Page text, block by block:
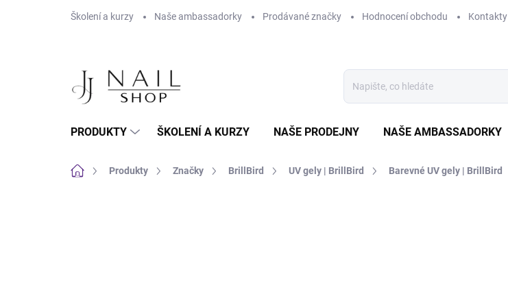
Školení a kurzy
Naše ambassadorky Prodávané značky Hodnocení obchodu Kontakty
PRODUKTY ŠKOLENÍ A KURZY NAŠE PRODEJNY NAŠE AMBASSADORKY
Domů Produkty Značky BrillBird UV gely | BrillBird Barevné UV gely | BrillBird